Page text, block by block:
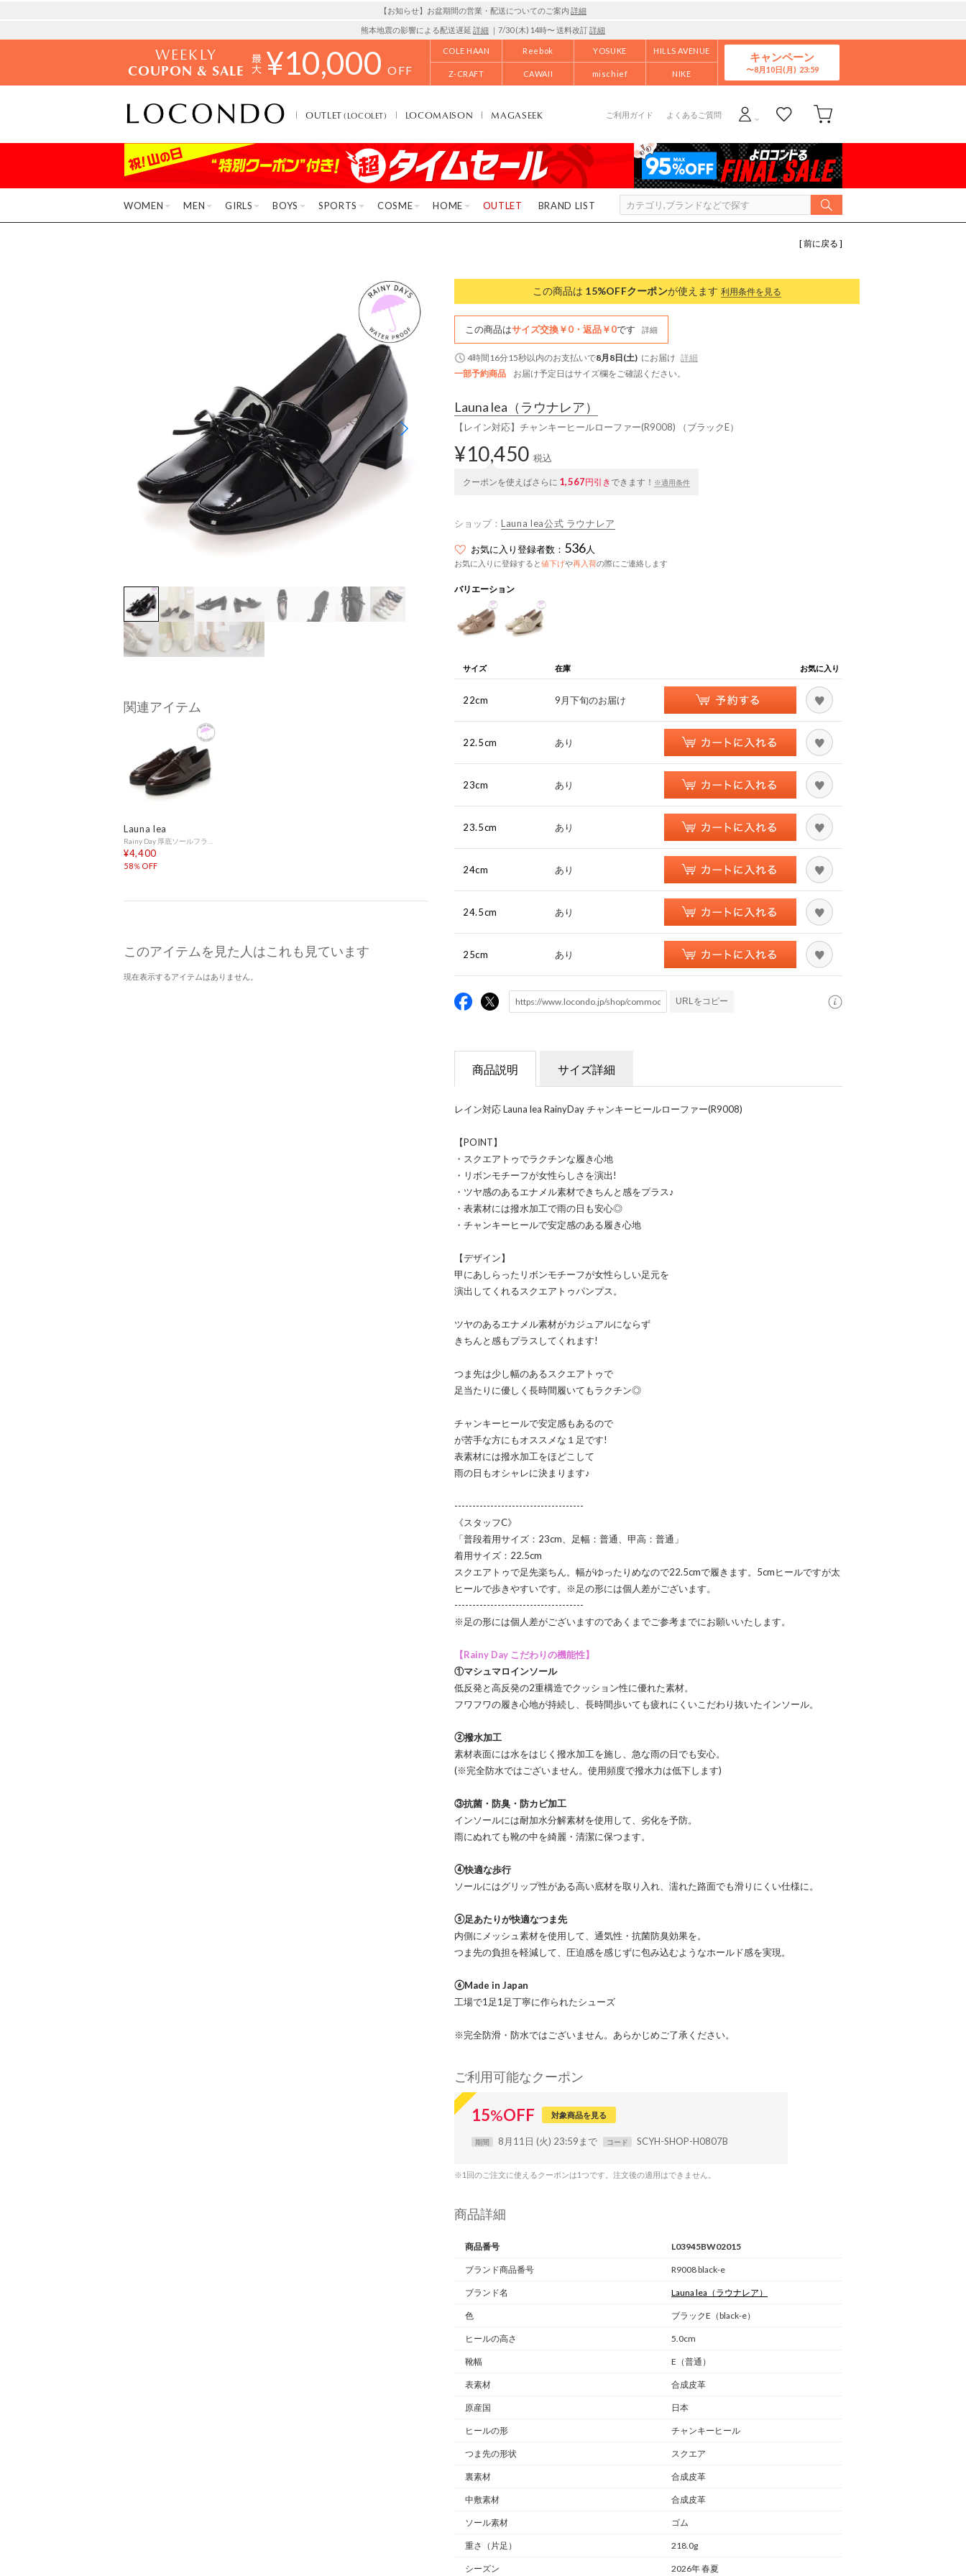
【お知らせ】お盆期間の営業・配送についてのご案内 詳細
熊本地震の影響による配送遅延 詳細 ｜7/30 (木) 14時〜 送料改訂詳細
WEEKLY
COUPON & SALE ¥10,000 OFF
COLE HAAN Reebok YOSUKE HILLS AVENUE
Z-CRAFT CAWAII mischief NIKE
キャンペーン
8月10日(月)
OUTLET(LOCOLET) LOCOMAISON MAGASEEK ご利用ガイド よくあるご質問
WOMEN MEN GIRLS BOYS SPORTS COSME HOME OUTLET BRAND LIST
[ 前に戻る ]
関連アイテム
Launa lea
¥4,400
58％OFF
このアイテムを見た人はこれも見ています
現在表示するアイテムはありません。
この商品は 15%OFFクーポンが使えます 利用条件を見る
この商品はサイズ交換￥0・返品￥0です 詳細
4時間16分14秒以内のお支払いで8月8日(土) にお届け 詳細
一部予約商品
お届け予定日はサイズ欄をご確認ください。
Launa lea （ラウナレア）
【レイン対応】チャンキーヒールローファー(R9008) （ブラックE）
¥10,450 税込
クーポンを使えばさらに 1,567円引きできます！ ※適用条件
ショップ： Launa lea公式 ラウナレア
お気に入り登録者数： 536人
お気に入りに登録すると値下げや再入荷の際にご連絡します
バリエーション
サイズ 在庫 お気に入り
22cm 9月下旬のお届け
22.5cm あり
23cm あり
23.5cm あり
24cm あり
24.5cm あり
25cm あり
URLをコピー
商品説明 サイズ詳細
レイン対応 Launa lea RainyDay チャンキーヒールローファー(R9008)
【POINT】
・スクエアトゥでラクチンな履き心地
・リボンモチーフが女性らしさを演出!
・ツヤ感のあるエナメル素材できちんと感をプラス♪
・表素材には撥水加工で雨の日も安心◎
・チャンキーヒールで安定感のある履き心地
【デザイン】
甲にあしらったリボンモチーフが女性らしい足元を
演出してくれるスクエアトゥパンプス。
ツヤのあるエナメル素材がカジュアルにならず
きちんと感もプラスしてくれます!
つま先は少し幅のあるスクエアトゥで
足当たりに優しく長時間履いてもラクチン◎
チャンキーヒールで安定感もあるので
が苦手な方にもオススメな１足です!
表素材には撥水加工をほどこして
雨の日もオシャレに決まります♪
------------------------------------
《スタッフC》
「普段着用サイズ：23cm、足幅：普通、甲高：普通」
着用サイズ：22.5cm
スクエアトゥで足先楽ちん。幅がゆったりめなので22.5cmで履きます。5cmヒールですが太
ヒールで歩きやすいです。※足の形には個人差がございます。
------------------------------------
※足の形には個人差がございますのであくまでご参考までにお願いいたします。
【Rainy Day こだわりの機能性】
①マシュマロインソール
低反発と高反発の2重構造でクッション性に優れた素材。
フワフワの履き心地が持続し、長時間歩いても疲れにくいこだわり抜いたインソール。
②撥水加工
素材表面には水をはじく撥水加工を施し、急な雨の日でも安心。
(※完全防水ではございません。使用頻度で撥水力は低下します)
③抗菌・防臭・防カビ加工
インソールには耐加水分解素材を使用して、劣化を予防。
雨にぬれても靴の中を綺麗・清潔に保つます。
④快適な歩行
ソールにはグリップ性がある高い底材を取り入れ、濡れた路面でも滑りにくい仕様に。
⑤足あたりが快適なつま先
内側にメッシュ素材を使用して、通気性・抗菌防臭効果を。
つま先の負担を軽減して、圧迫感を感じずに包み込むようなホールド感を実現。
⑥Made in Japan
工場で1足1足丁寧に作られたシューズ
※完全防滑・防水ではございません。あらかじめご了承ください。
ご利用可能なクーポン
15%OFF 対象商品を見る
期間 8月11日 (火) 23:59まで コード SCYH-SHOP-H0807B
※1回のご注文に使えるクーポンは1つです。注文後の適用はできません。
商品詳細
商品番号 L03945BW02015
ブランド商品番号 R9008 black-e
ブランド名 Launa lea （ラウナレア）
色 ブラックE（black-e）
ヒールの高さ 5.0cm
靴幅 E（普通）
表素材 合成皮革
原産国 日本
ヒールの形 チャンキーヒール
つま先の形状 スクエア
裏素材 合成皮革
中敷素材 合成皮革
ソール素材 ゴム
重さ （片足） 218.0g
シーズン 2026年 春夏